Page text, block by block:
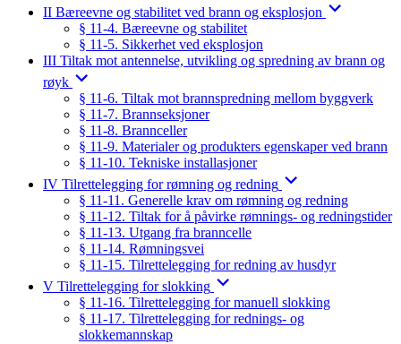
II Bæreevne og stabilitet ved brann og eksplosjon
§ 11-4. Bæreevne og stabilitet
§ 11-5. Sikkerhet ved eksplosjon
III Tiltak mot antennelse, utvikling og spredning av brann og
røyk
§ 11-6. Tiltak mot brannspredning mellom byggverk
§ 11-7. Brannseksjoner
§ 11-8. Brannceller
§ 11-9. Materialer og produkters egenskaper ved brann
§ 11-10. Tekniske installasjoner
IV Tilrettelegging for rømning og redning
§ 11-11. Generelle krav om rømning og redning
§ 11-12. Tiltak for å påvirke rømnings- og redningstider
§ 11-13. Utgang fra branncelle
§ 11-14. Rømningsvei
§ 11-15. Tilrettelegging for redning av husdyr
V Tilrettelegging for slokking
§ 11-16. Tilrettelegging for manuell slokking
§ 11-17. Tilrettelegging for rednings- og
slokkemannskap